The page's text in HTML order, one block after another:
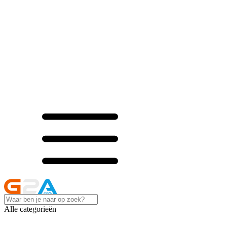
Alle categorieën